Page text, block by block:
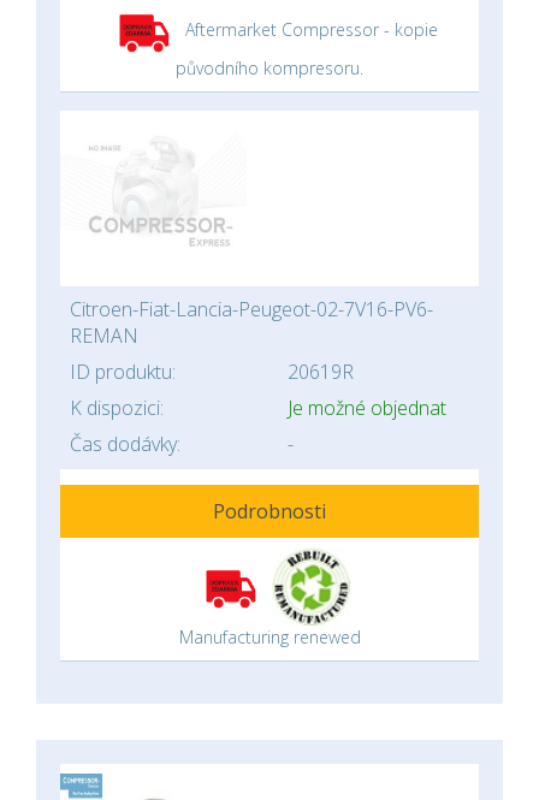
Aftermarket Compressor - kopie
původního kompresoru.
Citroen-Fiat-Lancia-Peugeot-02-7V16-PV6-
REMAN
ID produktu:
20619R
K dispozici:
Je možné objednat
Čas dodávky:
-
Podrobnosti
Manufacturing renewed